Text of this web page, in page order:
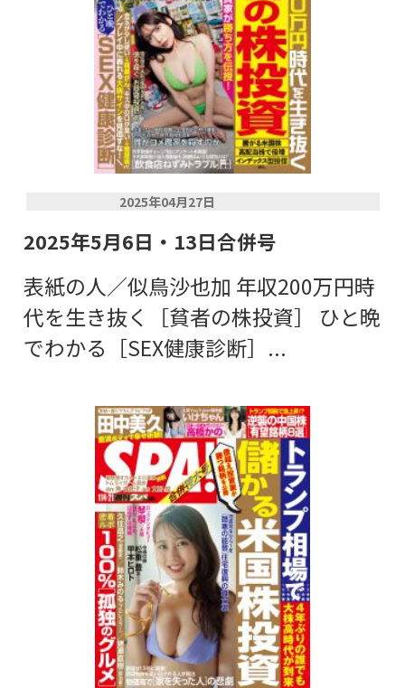
2025年04月27日
2025年5月6日・13日合併号
表紙の人／似鳥沙也加 年収200万円時
代を生き抜く［貧者の株投資］ ひと晩
でわかる［SEX健康診断］...